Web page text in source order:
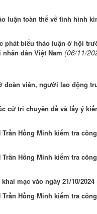
luận toàn thể về tình hình
phát biểu thảo luận ở hội
dân Việt Nam (06/11/
đoàn viên, người lao động
cử tri chuyên đề và lấy ý
Hồng Minh kiểm tra
Hồng Minh kiểm tra
mạc vào ngày 21/10/2024
Hồng Minh kiểm tra